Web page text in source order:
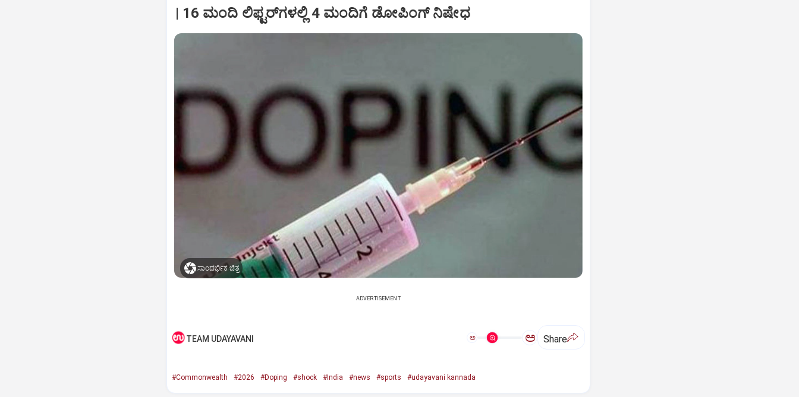
| 16 ಮಂದಿ ಲಿಫ್ಟರ್‌ಗಳಲ್ಲಿ 4 ಮಂದಿಗೆ ಡೋಪಿಂಗ್‌ ನಿಷೇಧ
ಸಾಂದರ್ಭಿಕ ಚಿತ್ರ
ADVERTISEMENT
TEAM UDAYAVANI ಅ ಅ Share
#Commonwealth #2026 #Doping #shock #India #news #sports #udayavani kannada